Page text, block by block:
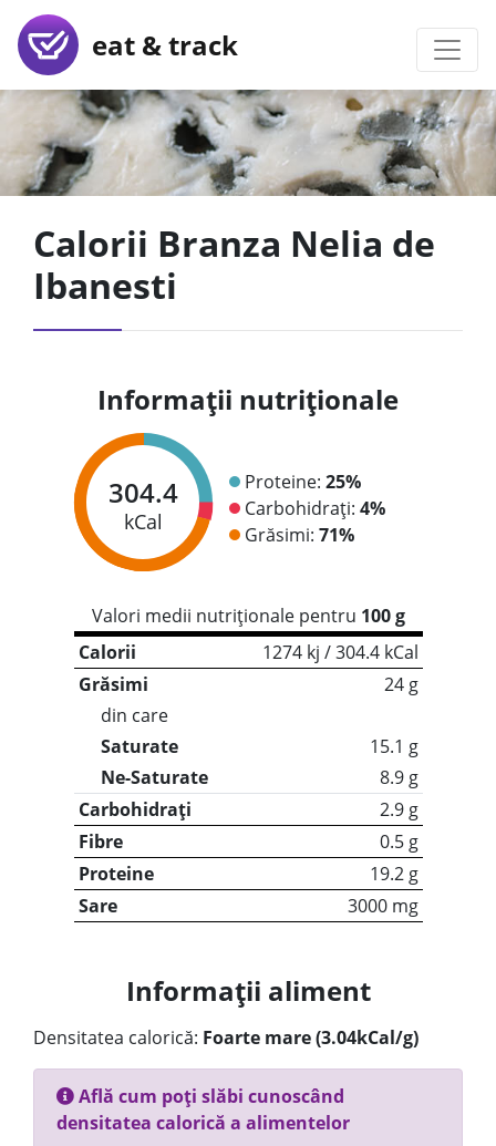
eat & track
Calorii Branza Nelia de
Ibanesti
Informații nutriționale
304.4
kCal
Proteine: 25%
Carbohidrați: 4%
Grăsimi: 71%
Valori medii nutriționale pentru 100 g
Calorii
1274 kj / 304.4 kCal
Grăsimi
24 g
din care
Saturate
15.1 g
Ne-Saturate
8.9 g
Carbohidrați
2.9 g
Fibre
0.5 g
Proteine
19.2 g
Sare
3000 mg
Informații aliment
Densitatea calorică: Foarte mare (3.04kCal/g)
Află cum poți slăbi cunoscând
densitatea calorică a alimentelor